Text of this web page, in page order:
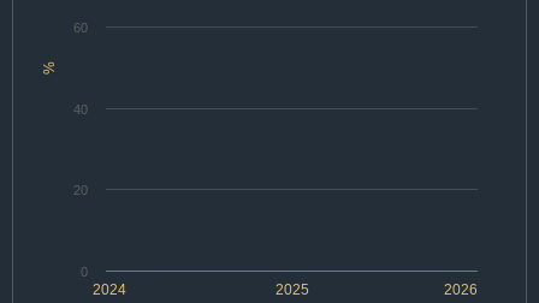
%
2024 2025 2026
0
20
40
60